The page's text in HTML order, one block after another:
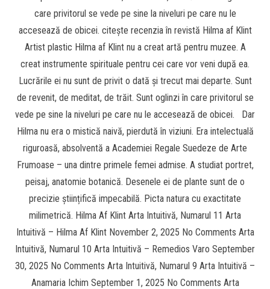
care privitorul se vede pe sine la niveluri pe care nu le
accesează de obicei. citește recenzia în revistă Hilma af Klint
Artist plastic Hilma af Klint nu a creat artă pentru muzee. A
creat instrumente spirituale pentru cei care vor veni după ea.
Lucrările ei nu sunt de privit o dată și trecut mai departe. Sunt
de revenit, de meditat, de trăit. Sunt oglinzi în care privitorul se
vede pe sine la niveluri pe care nu le accesează de obicei. Dar
Hilma nu era o mistică naivă, pierdută în viziuni. Era intelectuală
riguroasă, absolventă a Academiei Regale Suedeze de Arte
Frumoase – una dintre primele femei admise. A studiat portret,
peisaj, anatomie botanică. Desenele ei de plante sunt de o
precizie științifică impecabilă. Picta natura cu exactitate
milimetrică. Hilma Af Klint Arta Intuitivă, Numarul 11 Arta
Intuitivă – Hilma Af Klint November 2, 2025 No Comments Arta
Intuitivă, Numarul 10 Arta Intuitivă – Remedios Varo September
30, 2025 No Comments Arta Intuitivă, Numarul 9 Arta Intuitivă –
Anamaria Ichim September 1, 2025 No Comments Arta